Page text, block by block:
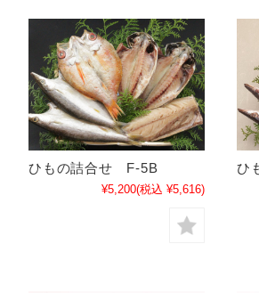
ひもの詰合せ F-5B
¥5,200(税込 ¥5,616)
ひ